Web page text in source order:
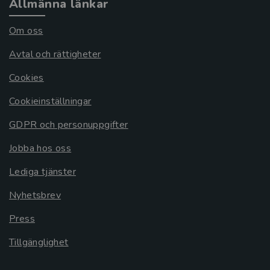
Allmänna länkar
Om oss
Avtal och rättigheter
Cookies
Cookieinställningar
GDPR och personuppgifter
Jobba hos oss
Lediga tjänster
Nyhetsbrev
Press
Tillgänglighet